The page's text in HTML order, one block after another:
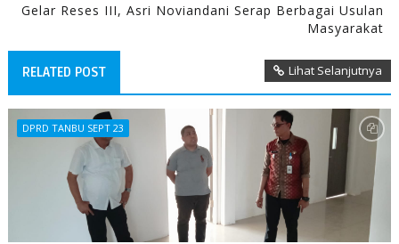
Gelar Reses III, Asri Noviandani Serap Berbagai Usulan
Masyarakat
RELATED POST Lihat Selanjutnya
DPRD TANBU SEPT 23